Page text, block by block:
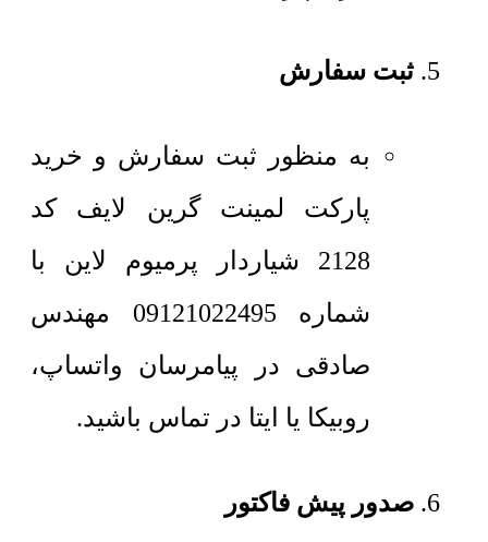
ثبت سفارش
به منظور ثبت سفارش و خرید
پارکت لمینت گرین لایف کد
2128 شیاردار پرمیوم لاین با
شماره 09121022495 مهندس
صادقی در پیامرسان واتساپ،
روبیکا یا ایتا در تماس باشید.
صدور پیش فاکتور